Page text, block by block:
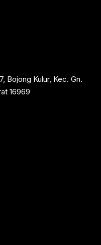
Bojong Kulur, Kec. Gn.
16969